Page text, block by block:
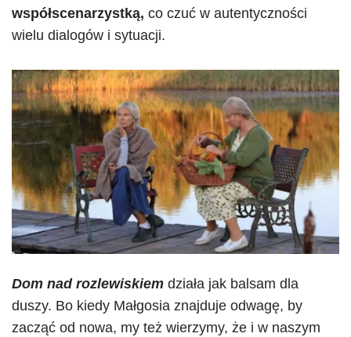
współscenarzystką, co czuć w autentyczności
wielu dialogów i sytuacji.
Dom nad rozlewiskiem działa jak balsam dla
duszy. Bo kiedy Małgosia znajduje odwagę, by
zacząć od nowa, my też wierzymy, że i w naszym